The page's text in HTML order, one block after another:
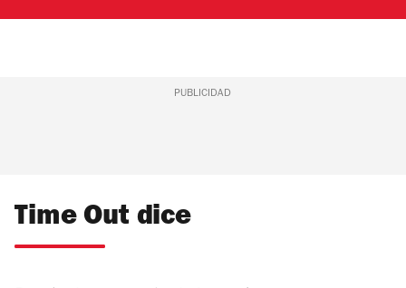
PUBLICIDAD
Time Out dice